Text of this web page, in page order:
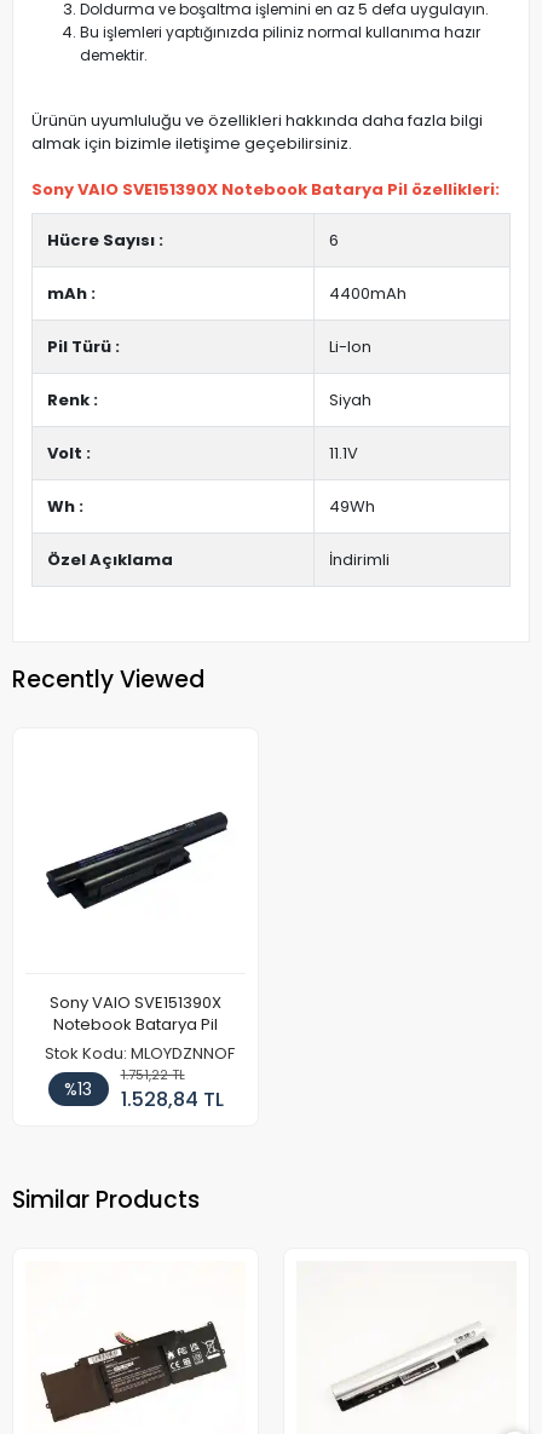
Doldurma ve boşaltma işlemini en az 5 defa uygulayın.
Bu işlemleri yaptığınızda piliniz normal kullanıma hazır
demektir.
Ürünün uyumluluğu ve özellikleri hakkında daha fazla bilgi
almak için bizimle iletişime geçebilirsiniz.
Sony VAIO SVE151390X Notebook Batarya Pil özellikleri:
Hücre Sayısı : 6
mAh : 4400mAh
Pil Türü : Li-Ion
Renk : Siyah
Volt : 11.1V
Wh : 49Wh
Özel Açıklama İndirimli
Recently Viewed
Sony VAIO SVE151390X
Notebook Batarya Pil
Stok Kodu: MLOYDZNNOF
%13
1.751,22 TL
1.528,84 TL
Similar Products